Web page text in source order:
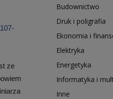
ze
Budownictwo
Druk i poligrafia
Ekonomia i
Elektryka
Energetyka
Informatyka i
Inne